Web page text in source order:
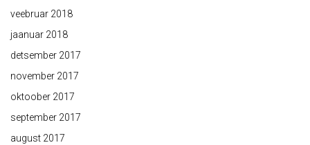
veebruar 2018
jaanuar 2018
detsember 2017
november 2017
oktoober 2017
september 2017
august 2017